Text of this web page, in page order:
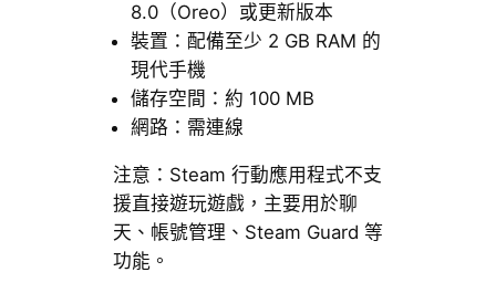
8.0（Oreo）或更新版本
裝置：配備至少 2 GB RAM 的
現代手機
儲存空間：約 100 MB
網路：需連線
注意：Steam 行動應用程式不支
援直接遊玩遊戲，主要用於聊
天、帳號管理、Steam Guard 等
功能。